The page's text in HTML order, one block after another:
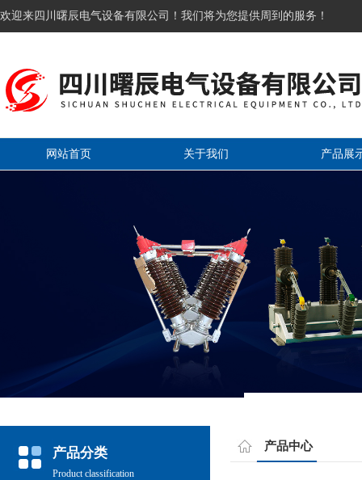
欢迎来四川曙辰电气设备有限公司！我们将为您提供周到的服务！
网站首页 关于我们 产品展
产品分类
Product classification
产品中心